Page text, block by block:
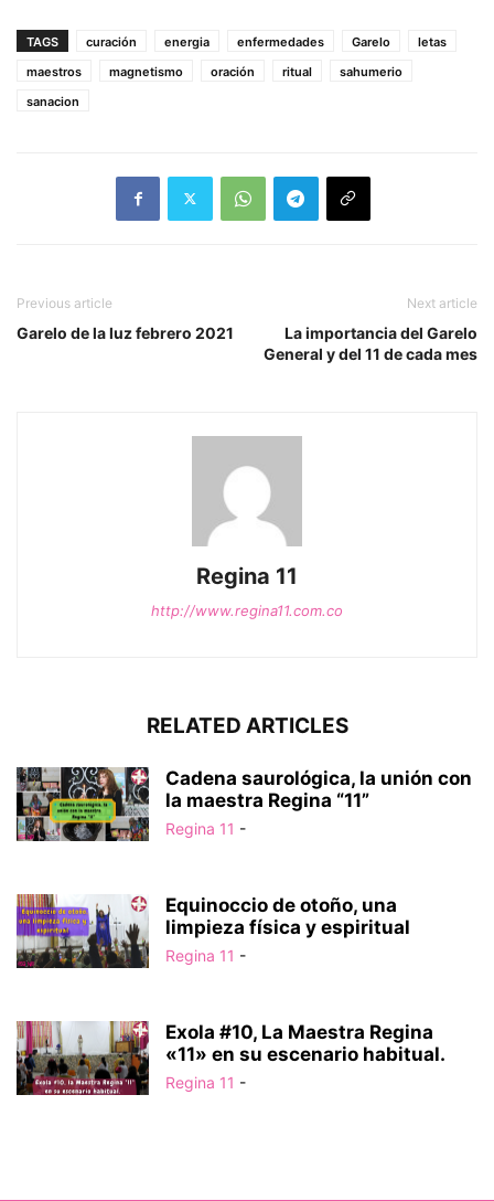
TAGS curación energia enfermedades Garelo
letas
maestros
magnetismo oración ritual
sahumerio
sanacion
Previous article
Garelo de la luz febrero 2021
Next article
La importancia del Garelo
General y del 11 de cada mes
Regina 11
http://www.regina11.com.co
RELATED ARTICLES
Cadena saurológica, la unión con
la maestra Regina “11”
Regina 11 -
Equinoccio de otoño, una
limpieza física y espiritual
Regina 11 -
Exola #10, La Maestra Regina
«11» en su escenario habitual.
Regina 11 -